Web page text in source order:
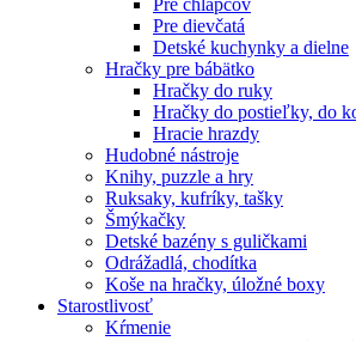
Pre chlapcov
Pre dievčatá
Detské kuchynky a dielne
Hračky pre bábätko
Hračky do ruky
Hračky do postieľky, do
Hracie hrazdy
Hudobné nástroje
Knihy, puzzle a hry
Ruksaky, kufríky, tašky
Šmýkačky
Detské bazény s guličkami
Odrážadlá, chodítka
Koše na hračky, úložné boxy
Starostlivosť
Kŕmenie